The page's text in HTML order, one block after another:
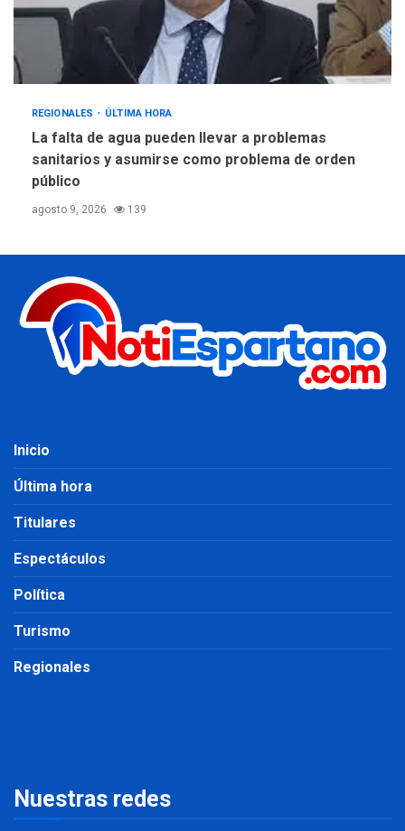
REGIONALES ÚLTIMA HORA
La falta de agua pueden llevar a problemas
sanitarios y asumirse como problema de orden
público
agosto 9, 2026 139
Inicio
Última hora
Titulares
Espectáculos
Política
Turismo
Regionales
Nuestras redes